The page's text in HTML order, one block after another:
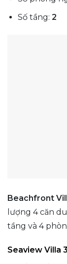
Số tầng: 2
Beachfront
lượng 4 căn
tầng và 4
Seaview Villa